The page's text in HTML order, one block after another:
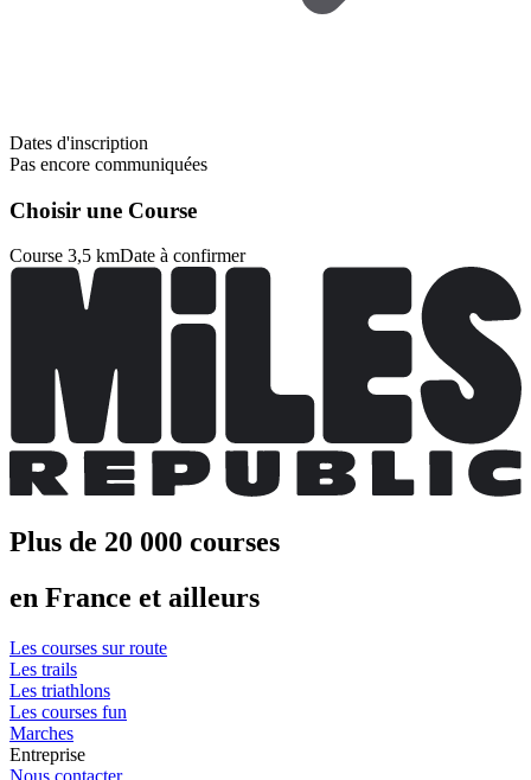
Dates d'inscription
Pas encore communiquées
Choisir une Course
Course 3,5 kmDate à confirmer
Plus de 20 000 courses
en France et ailleurs
Les courses sur route
Les trails
Les triathlons
Les courses fun
Marches
Entreprise
Nous contacter